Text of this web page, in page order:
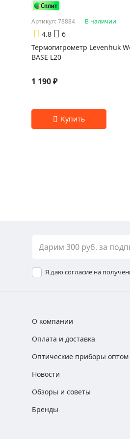
Артикул: 78884 В наличии
4.8
6
Термогигрометр Levenhuk
BASE L20
1 190 ₽
Я даю согласие на
О компании
Оплата и доставка
Оптические приборы оптом
Новости
Обзоры и советы
Бренды